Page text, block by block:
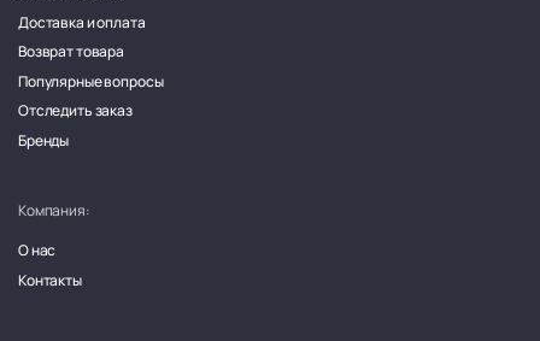
Доставка и оплата
Возврат товара
Популярные вопросы
Отследить заказ
Бренды
Компания:
О нас
Контакты